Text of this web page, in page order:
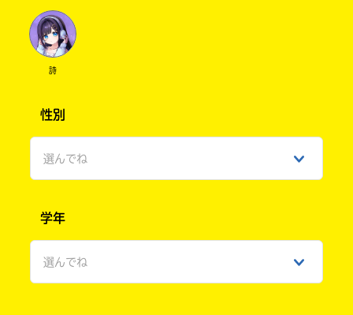
詩
性別
選んでね
ひみつ
学年
選んでね